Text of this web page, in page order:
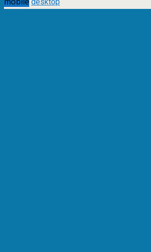
desktop